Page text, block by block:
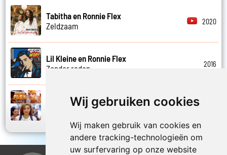
Wij gebruiken cookies
Wij maken gebruik van cookies en
andere tracking-technologieën om
uw surfervaring op onze website
Tabitha en Ronnie Flex
Zeldzaam
2020
Lil Kleine en Ronnie Flex
Zonder reden
2016
Ronnie Flex en Mr. Polska